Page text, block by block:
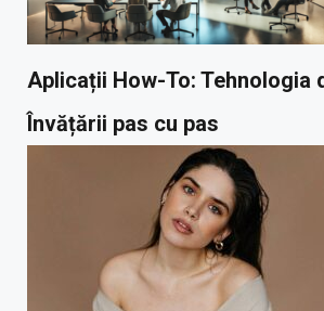
Aplicații How-To: Tehnologia
Învățării pas cu pas